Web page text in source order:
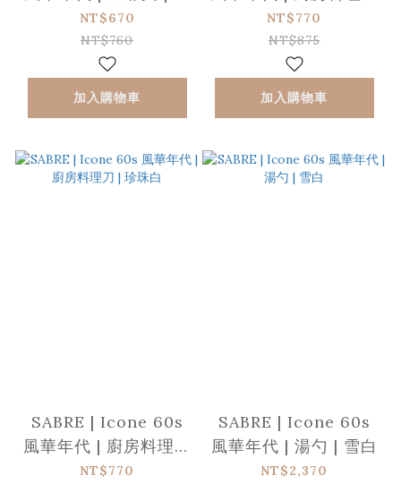
珠白
NT$670
NT$760
加入購物車
| 雪白
NT$770
NT$875
加入購物車
SABRE | Icone 60s
風華年代 | 廚房料理刀
| 珍珠白
NT$770
SABRE | Icone 60s
風華年代 | 湯勺 | 雪白
NT$2,370